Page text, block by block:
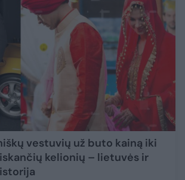
vestuvių už buto kainą iki
kelionių – lietuvės ir